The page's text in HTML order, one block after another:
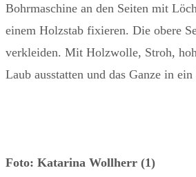
Bohrmaschine an den Seiten mit
einem Holzstab fixieren. Die obere
verkleiden. Mit Holzwolle, Stroh,
Laub ausstatten und das Ganze in
Foto: Katarina Wollherr (1)